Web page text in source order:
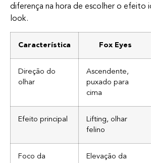
diferença na hora de escolher o efeito
look.
Característica Fox Eyes
Direção do
olhar
Ascendente,
puxado para
cima
Efeito principal
Lifting, olhar
felino
Foco da
Elevação da